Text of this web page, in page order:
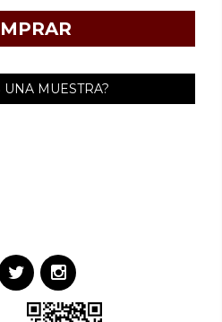
UNA MUESTRA?